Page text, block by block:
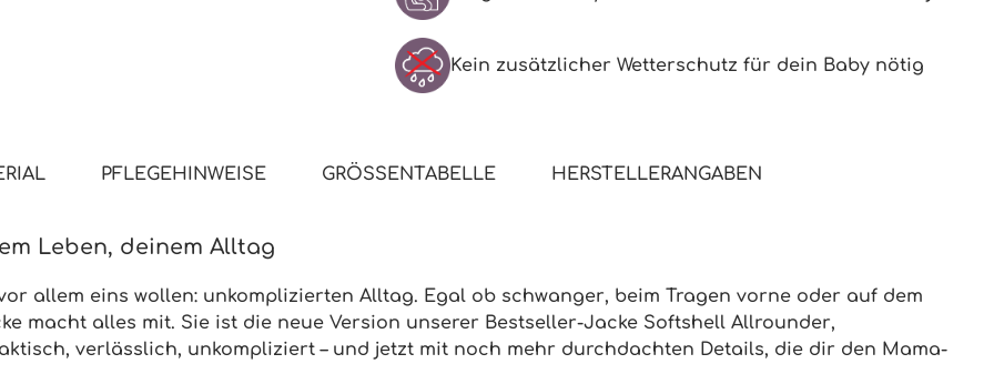
Kein zusätzlicher Wetterschutz für dein Baby nötig
PFLEGEHINWEISE GRÖSSENTABELLE HERSTELLERANGABEN
Leben, deinem Alltag
allem eins wollen: unkomplizierten Alltag. Egal ob schwanger, beim Tragen vorne oder auf dem
macht alles mit. Sie ist die neue Version unserer Bestseller-Jacke Softshell Allrounder,
verlässlich, unkompliziert – und jetzt mit noch mehr durchdachten Details, die dir den Mama-